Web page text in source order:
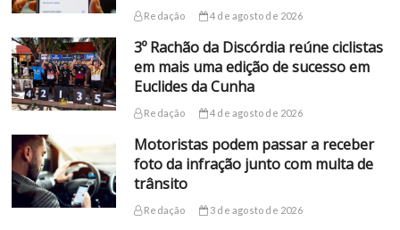
Redação 4 de agosto de 2026
3º Rachão da Discórdia reúne ciclistas
em mais uma edição de sucesso em
Euclides da Cunha
Redação 4 de agosto de 2026
Motoristas podem passar a receber
foto da infração junto com multa de
trânsito
Redação 3 de agosto de 2026